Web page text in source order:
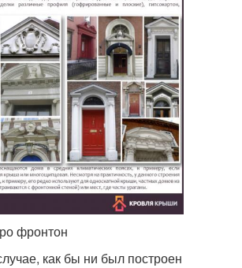
фронтон
как бы ни был построен